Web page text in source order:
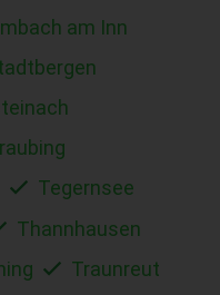
am Inn
Tegernsee
Thannhausen
Traunreut